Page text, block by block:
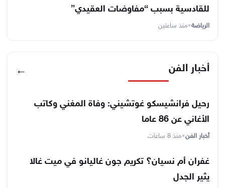
للقادسية بسبب “مفاوضات العقيدي”
الرياضة•منذ ساعتين
أخبار الفن ←
رحيل فرانشيسكو غوتشيني: وفاة المغني وكاتب
الأغاني عن 86 عاما
أخبار الفن•منذ 8 ساعات
غفران أم نسيان؟ تكريم جون غاليانو في ميت غالا
يثير الجدل